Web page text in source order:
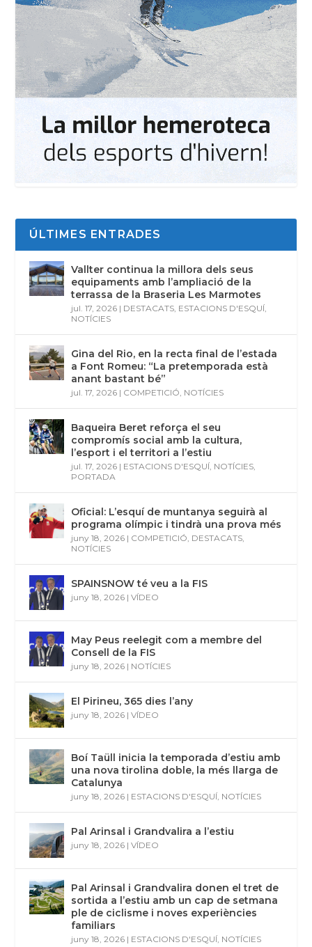
ÚLTIMES ENTRADES
Vallter continua la millora dels seus
equipaments amb l’ampliació de la
terrassa de la Braseria Les Marmotes
jul. 17, 2026 | DESTACATS, ESTACIONS D'ESQUÍ,
NOTÍCIES
Gina del Rio, en la recta final de l’estada
a Font Romeu: “La pretemporada està
anant bastant bé”
jul. 17, 2026 | COMPETICIÓ, NOTÍCIES
Baqueira Beret reforça el seu
compromís social amb la cultura,
l’esport i el territori a l’estiu
jul. 17, 2026 | ESTACIONS D'ESQUÍ, NOTÍCIES,
PORTADA
Oficial: L’esquí de muntanya seguirà al
programa olímpic i tindrà una prova més
juny 18, 2026 | COMPETICIÓ, DESTACATS,
NOTÍCIES
SPAINSNOW té veu a la FIS
juny 18, 2026 |VÍDEO
May Peus reelegit com a membre del
Consell de la FIS
juny 18, 2026 | NOTÍCIES
El Pirineu, 365 dies l’any
juny 18, 2026 |VÍDEO
Boí Taüll inicia la temporada d’estiu amb
una nova tirolina doble, la més llarga de
Catalunya
juny 18, 2026 | ESTACIONS D'ESQUÍ, NOTÍCIES
Pal Arinsal i Grandvalira a l’estiu
juny 18, 2026 |VÍDEO
Pal Arinsal i Grandvalira donen el tret de
sortida a l’estiu amb un cap de setmana
ple de ciclisme i noves experiències
familiars
juny 18, 2026 | ESTACIONS D'ESQUÍ, NOTÍCIES